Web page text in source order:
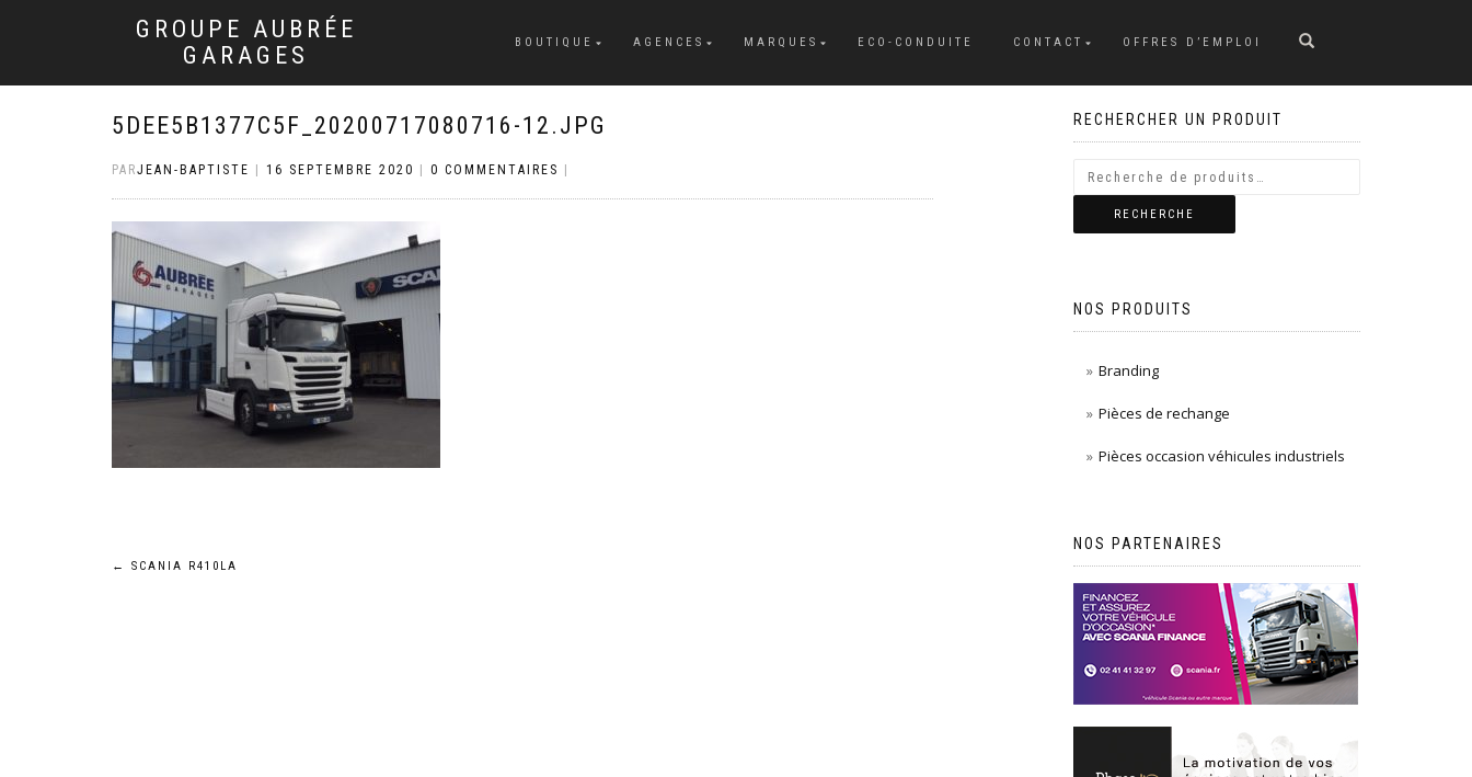
GROUPE AUBRÉE
GARAGES
BOUTIQUE AGENCES MARQUES ECO-CONDUITE CONTACT OFFRES D’EMPLOI
5DEE5B1377C5F_20200717080716-12.JPG
PARJEAN-BAPTISTE 16 SEPTEMBRE 2020 0 COMMENTAIRES
Navigation
← SCANIA R410LA
RECHERCHER UN PRODUIT
RECHERCHE
NOS PRODUITS
Branding
Pièces de rechange
Pièces occasion véhicules industriels
NOS PARTENAIRES